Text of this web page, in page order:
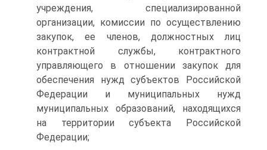
учреждения, специализированной
организации, комиссии по осуществлению
закупок, ее членов, должностных лиц
контрактной службы, контрактного
управляющего в отношении закупок для
обеспечения нужд субъектов Российской
Федерации и муниципальных нужд
муниципальных образований, находящихся
на территории субъекта Российской
Федерации;